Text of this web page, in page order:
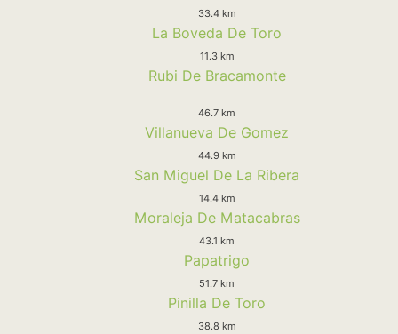
33.4 km
La Boveda De Toro
11.3 km
Rubi De Bracamonte
46.7 km
Villanueva De Gomez
44.9 km
San Miguel De La Ribera
14.4 km
Moraleja De Matacabras
43.1 km
Papatrigo
51.7 km
Pinilla De Toro
38.8 km